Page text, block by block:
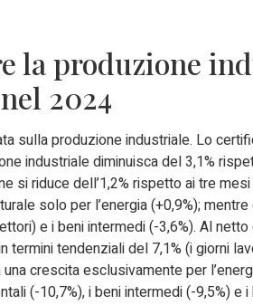
la produzione
2024
sulla produzione industriale. Lo
industriale diminuisca del 3,1%
si riduce dell’1,2% rispetto ai tre
solo per l’energia (+0,9%);
e i beni intermedi (-3,6%). Al
termini tendenziali del 7,1% (i giorni
crescita esclusivamente per
(-10,7%), i beni intermedi (-9,5%) e